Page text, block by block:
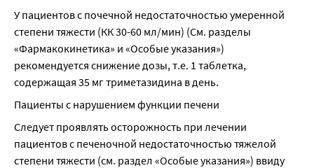
У пациентов с почечной недостаточностью умеренной
степени тяжести (КК 30-60 мл/мин) (См. разделы
«Фармакокинетика» и «Особые указания»)
рекомендуется снижение дозы, т.е. 1 таблетка,
содержащая 35 мг триметазидина в день.
Пациенты с нарушением функции печени
Следует проявлять осторожность при лечении
пациентов с печеночной недостаточностью тяжелой
степени тяжести (см. раздел «Особые указания») ввиду